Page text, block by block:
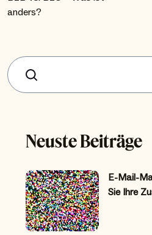
anders?
Suchen
Neuste Beiträge
E-Mail-
Sie Ihre